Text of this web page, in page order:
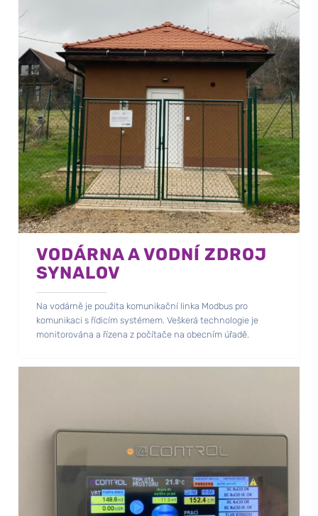
VODÁRNA A VODNÍ ZDROJ
SYNALOV
Na vodárně je použita komunikační linka Modbus pro
komunikaci s řídicím systémem. Veškerá technologie je
monitorována a řízena z počítače na obecním úřadě.